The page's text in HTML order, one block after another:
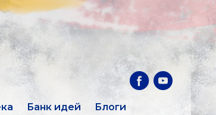
Банк идей
Блоги